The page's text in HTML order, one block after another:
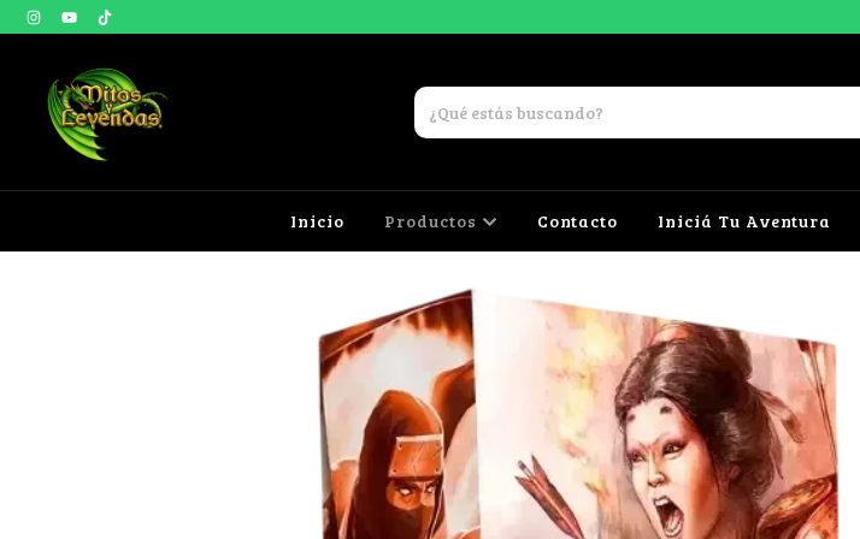
Inicio Productos Contacto Iniciá Tu Aventura